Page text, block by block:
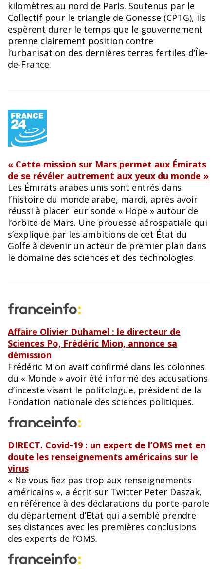
kilomètres au nord de Paris. Soutenus par le
Collectif pour le triangle de Gonesse (CPTG), ils
espèrent durer le temps que le gouvernement
prenne clairement position contre
l’urbanisation des dernières terres fertiles d’Île-
de-France.
« Cette mission sur Mars permet aux Émirats
de se révéler autrement aux yeux du monde »
Les Émirats arabes unis sont entrés dans
l’histoire du monde arabe, mardi, après avoir
réussi à placer leur sonde « Hope » autour de
l’orbite de Mars. Une prouesse aérospatiale qui
s’explique par les ambitions de cet État du
Golfe à devenir un acteur de premier plan dans
le domaine des sciences et des technologies.
Affaire Olivier Duhamel : le directeur de
Sciences Po, Frédéric Mion, annonce sa
démission
Frédéric Mion avait confirmé dans les colonnes
du « Monde » avoir été informé des accusations
d’inceste visant le politologue, président de la
Fondation nationale des sciences politiques.
DIRECT. Covid-19 : un expert de l’OMS met en
doute les renseignements américains sur le
virus
« Ne vous fiez pas trop aux renseignements
américains », a écrit sur Twitter Peter Daszak,
en référence à des déclarations du porte-parole
du département d’Etat qui a semblé prendre
ses distances avec les premières conclusions
des experts de l’OMS.